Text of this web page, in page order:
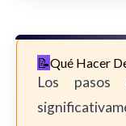
Qué Hacer
Los pasos